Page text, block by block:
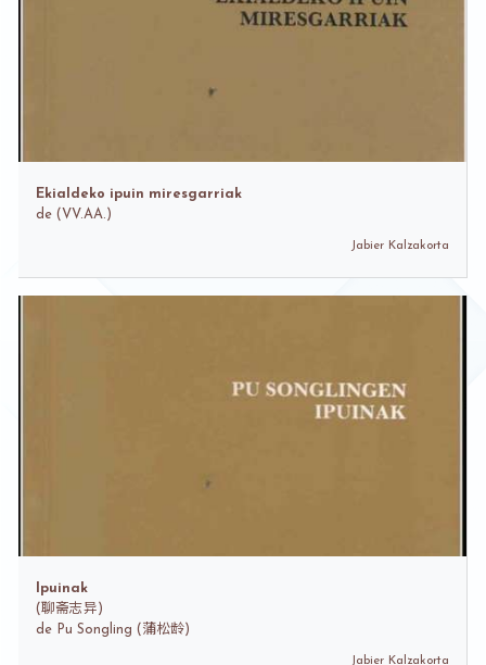
Ekialdeko ipuin miresgarriak
de (VV.AA.)
Jabier Kalzakorta
Ipuinak
(聊斋志异)
de Pu Songling (蒲松龄)
Jabier Kalzakorta